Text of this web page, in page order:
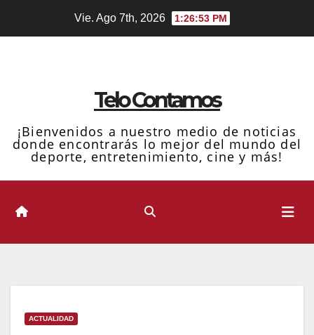
Vie. Ago 7th, 2026 1:26:55 PM
Telo Contamos
¡Bienvenidos a nuestro medio de noticias
donde encontrarás lo mejor del mundo del
deporte, entretenimiento, cine y más!
ACTUALIDAD